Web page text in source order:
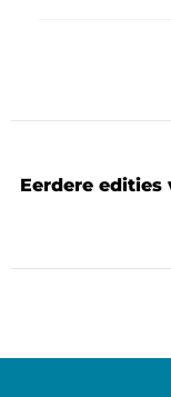
Eerdere edities